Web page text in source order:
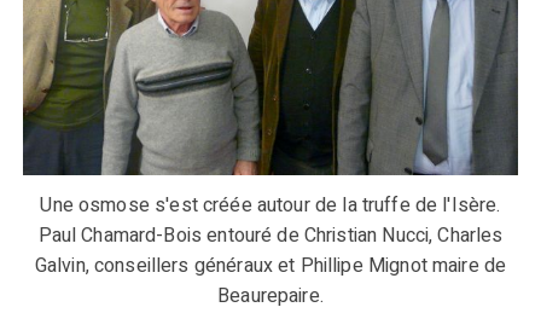
Une osmose s'est créée autour de la truffe de l'Isère.
Paul Chamard-Bois entouré de Christian Nucci, Charles
Galvin, conseillers généraux et Phillipe Mignot maire de
Beaurepaire.